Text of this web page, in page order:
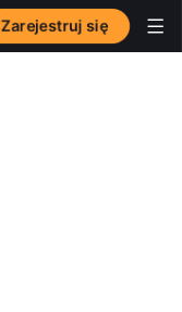
Zarejestruj się